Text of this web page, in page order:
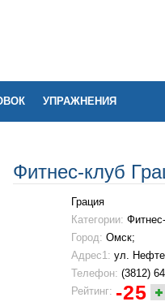
УПРАЖНЕНИЯ
Фитнес-клуб
Грация
Категории:
Город: Омск;
Адрес1: ул.
Телефон: (3812)
Рейтинг: -25